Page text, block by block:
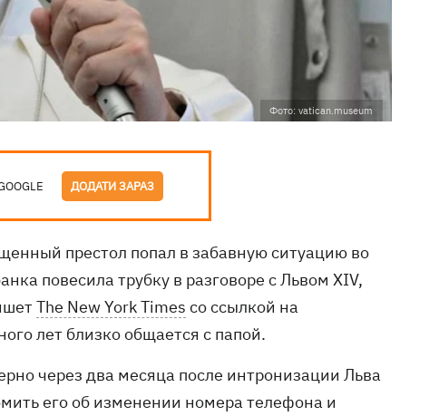
Фото: vatican.museum
ДОДАТИ ЗАРАЗ
престол попал в забавную ситуацию во
повесила трубку в разговоре с Львом XIV,
The New York Times со ссылкой на
лет близко общается с папой.
через два месяца после интронизации Льва
его об изменении номера телефона и